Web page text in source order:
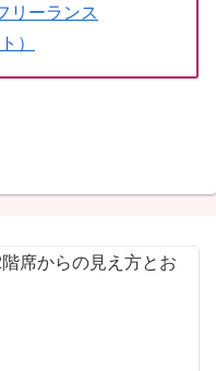
リーランス
）
席からの見え方とお